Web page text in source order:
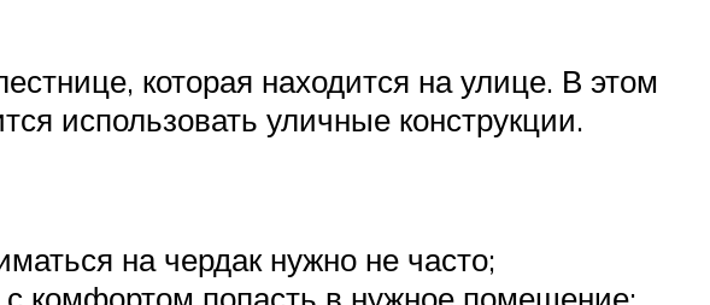
которая находится на улице. В этом
использовать уличные конструкции.
на чердак нужно не часто;
комфортом попасть в нужное помещение;